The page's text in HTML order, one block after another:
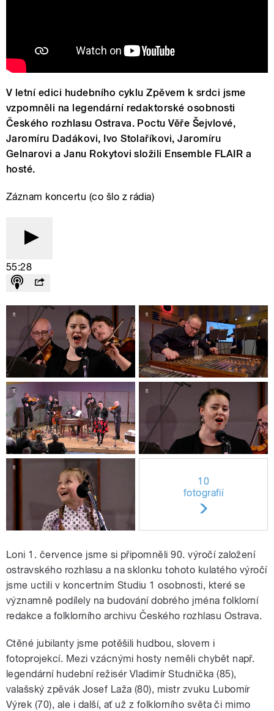
V letní edici hudebního cyklu Zpěvem k srdci jsme
vzpomněli na legendární redaktorské osobnosti
Českého rozhlasu Ostrava. Poctu Věře Šejvlové,
Jaromíru Dadákovi, Ivo Stolaříkovi, Jaromíru
Gelnarovi a Janu Rokytovi složili Ensemble FLAIR a
hosté.
Záznam koncertu (co šlo z rádia)
55:28
10
fotografií
Loni 1. července jsme si připomněli 90. výročí založení
ostravského rozhlasu a na sklonku tohoto kulatého výročí
jsme uctili v koncertním Studiu 1 osobnosti, které se
významně podílely na budování dobrého jména folklorní
redakce a folklorního archivu Českého rozhlasu Ostrava.
Ctěné jubilanty jsme potěšili hudbou, slovem i
fotoprojekcí. Mezi vzácnými hosty neměli chybět např.
legendární hudební režisér Vladimír Studnička (85),
valašský zpěvák Josef Laža (80), mistr zvuku Lubomír
Výrek (70), ale i další, ať už z folklorního světa či mimo